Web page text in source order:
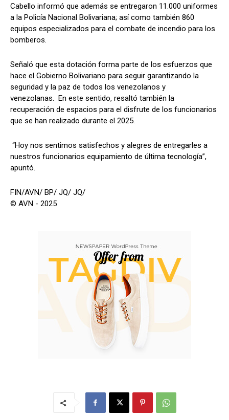
Cabello informó que además se entregaron 11.000 uniformes
a la Policía Nacional Bolivariana; así como también 860
equipos especializados para el combate de incendio para los
bomberos.
Señaló que esta dotación forma parte de los esfuerzos que
hace el Gobierno Bolivariano para seguir garantizando la
seguridad y la paz de todos los venezolanos y
venezolanas. En este sentido, resaltó también la
recuperación de espacios para el disfrute de los funcionarios
que se han realizado durante el 2025.
“Hoy nos sentimos satisfechos y alegres de entregarles a
nuestros funcionarios equipamiento de última tecnología”,
apuntó.
FIN/AVN/ BP/ JQ/ JQ/
© AVN - 2025